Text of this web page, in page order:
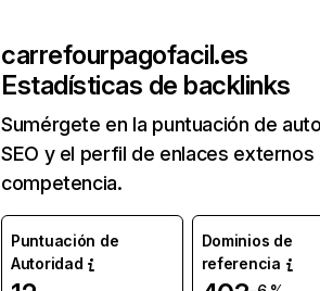
carrefourpagofacil.es
Estadísticas de backlinks
Sumérgete en la puntuación de
SEO y el perfil de enlaces externos
competencia.
Puntuación de
Autoridad
Dominios de
referencia